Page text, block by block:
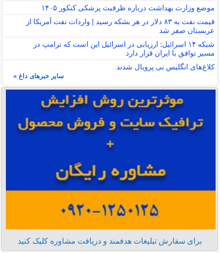
موضع وزارت بهداشت درباره ظرفیت پزشکی کنکور ۱۴۰۵
قیمت نفت به ۸۳ دلار در هر بشکه رسید | واردات نفت آمریکا از
عربستان صفر شد
شبکه ۱۴ اسرائیل: ارزیابی در اسرائیل این است که ترامپ در
مسیر توافق با ایران قرار دارد
کلاغ‌های انگلیس بی پروبال شدند
سایر خبرهای داغ »
برای سفارش تبلیغات هدفمند و دریافت مشاوره کلیک کنید